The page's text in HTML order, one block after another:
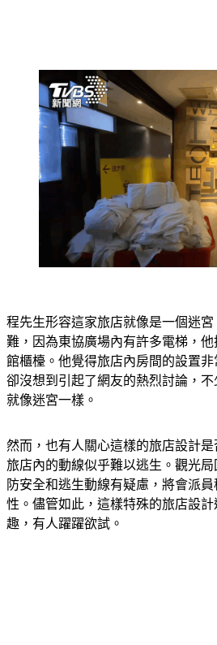
程先生形容這家旅店就像是一個迷
難，因為東協廣場內有許多電梯，他
館櫃檯。他覺得旅店內房間的設置
卻沒想到引起了網友的熱烈討論，不
然而，也有人關心這樣的旅店設計
旅店內的動線似乎難以逃生。觀光局
防安全和逃生動線有疑慮，將會派
性。儘管如此，這樣特殊的旅店設計